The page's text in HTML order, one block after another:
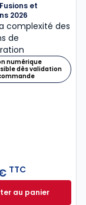
annoté à 115,00 €
et
2026
complexité des
de
numérique
dès validation
TTC
au panier
Mémento Fusions